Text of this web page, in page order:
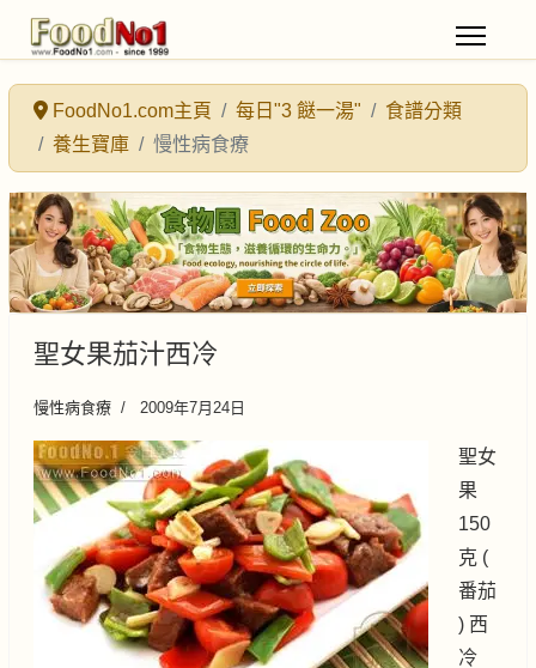
FoodNo1.com主頁 每日"3 餸一湯"
食譜分類
養生寶庫
慢性病食療
聖女果茄汁西冷
慢性病食療 2009年7月24日
聖女
果
150
克 (
番茄
) 西
冷